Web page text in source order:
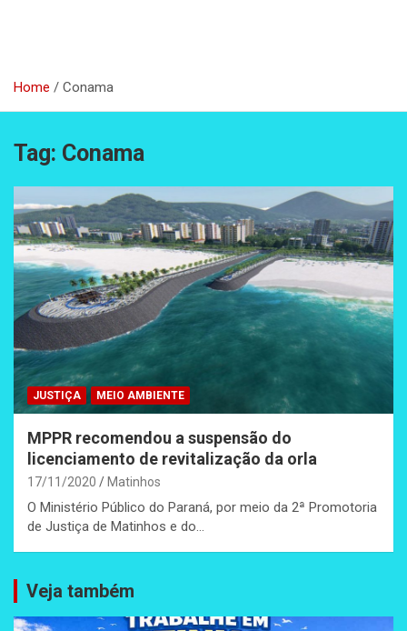
Home Conama
Tag: Conama
JUSTIÇA MEIO AMBIENTE
MPPR recomendou a suspensão do
licenciamento de revitalização da orla
17/11/2020 Matinhos
O Ministério Público do Paraná, por meio da 2ª Promotoria
de Justiça de Matinhos e do…
Veja também